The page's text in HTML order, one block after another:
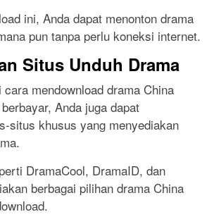
ini, Anda dapat menonton drama
pun tanpa perlu koneksi internet.
Situs Unduh Drama
mendownload drama China
Anda juga dapat
situs khusus yang menyediakan
DramaCool, DramaID, dan
berbagai pilihan drama China